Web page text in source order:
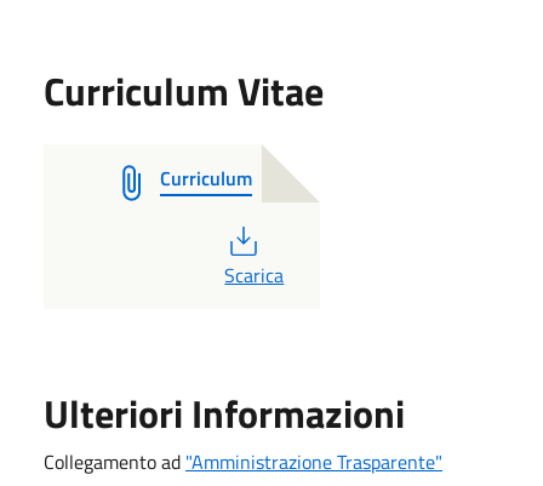
Curriculum Vitae
Curriculum
PDF
Scarica
Ulteriori Informazioni
Collegamento ad "Amministrazione Trasparente"